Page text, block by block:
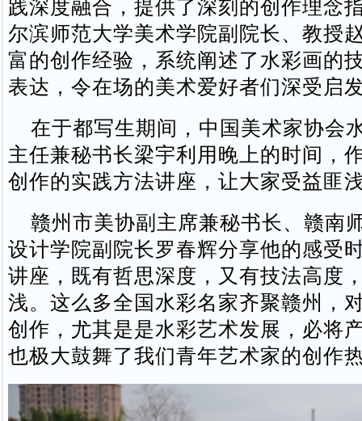
践深度融合，提供了深刻的创作理念
尔滨师范大学美术学院副院长、教授
富的创作经验，系统阐述了水彩画的
表达，令在场的美术爱好者们深受启
在于都写生期间，中国美术家协会
主任兼秘书长梁宇利用晚上的时间，
创作的实践方法讲座，让大家受益匪
赣州市美协副主席兼秘书长、赣南
设计学院副院长罗春辉分享他的感受
讲座，既有哲思深度，又有技法高度
浅。这么多全国水彩名家齐聚赣州，
创作，尤其是是水彩艺术发展，必将
也极大鼓舞了我们青年艺术家的创作